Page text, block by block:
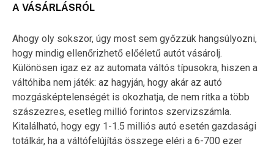
A VÁSÁRLÁSRÓL
Ahogy oly sokszor, úgy most sem győzzük hangsúlyozni,
hogy mindig ellenőrizhető előéletű autót vásárolj.
Különösen igaz ez az automata váltós típusokra, hiszen a
váltóhiba nem játék: az hagyján, hogy akár az autó
mozgásképtelenségét is okozhatja, de nem ritka a több
szászezres, esetleg millió forintos szervizszámla.
Kitalálható, hogy egy 1-1.5 milliós autó esetén gazdasági
totálkár, ha a váltófelújítás összege eléri a 6-700 ezer